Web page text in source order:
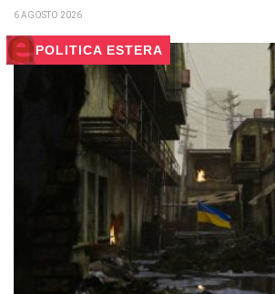
6 AGOSTO 2026
POLITICA ESTERA